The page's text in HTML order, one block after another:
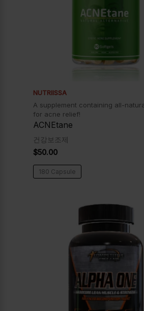
NUTRIISSA
A supplement containing all-
for acne relief!
ACNEtane
건강보조제
$50.00
180 Capsule